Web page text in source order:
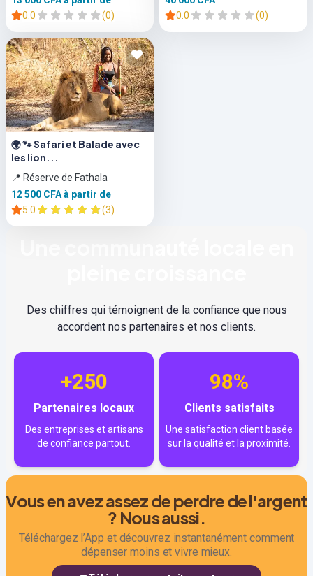
0.0
(0)
0.0
(0)
🌍 🐾 Safari et Balade avec
les lion...
📍 Réserve de Fathala
12 500 CFAà partir de
5.0
(3)
Des chiffres qui témoignent de la confiance que nous
accordent nos partenaires et nos clients.
+250
Partenaires locaux
Des entreprises et artisans
de confiance partout.
98%
Clients satisfaits
Une satisfaction client basée
sur la qualité et la proximité.
Vous en avez assez de perdre de l'argent
? Nous aussi.
Téléchargez l’App et découvrez instantanément comment
dépenser moins et vivre mieux.